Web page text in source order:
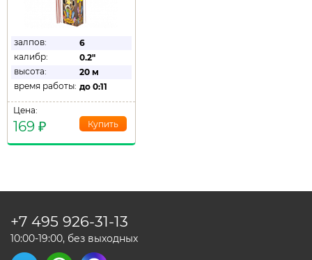
залпов:
6
калибр:
0.2"
высота:
20 м
время работы: до 0:11
Цена:
169 ₽
+7 495 926-31-13
10:00-19:00, без выходных